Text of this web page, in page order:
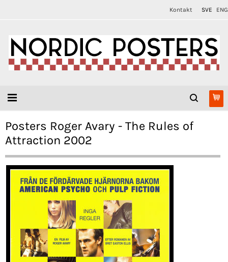
Kontakt SVE ENG
Posters Roger Avary - The Rules of
Attraction 2002